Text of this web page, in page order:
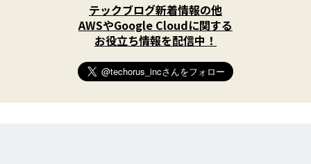
T
w
i
t
t
e
r
)
テックブログ新着情報の他
AWSやGoogle Cloudに関する
お役立ち情報を配信中！